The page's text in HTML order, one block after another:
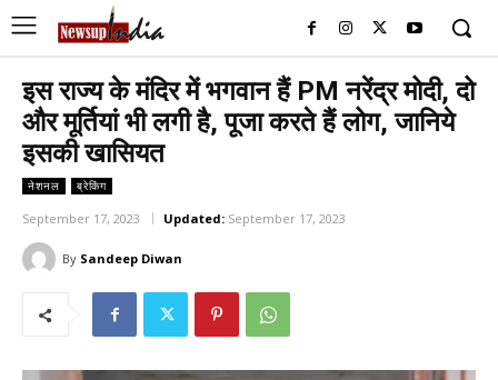
इस राज्य के मंदिर में भगवान हैं PM नरेंद्र मोदी, दो
और मूर्तियां भी लगी है, पूजा करते हैं लोग, जानिये
इसकी खासियत
नेशनल ब्रेकिंग
September 17, 2023 Updated: September 17, 2023
By Sandeep Diwan